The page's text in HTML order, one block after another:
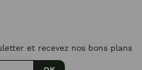
et recevez nos bons plans